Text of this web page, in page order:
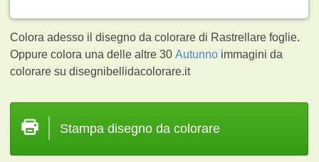
Colora adesso il disegno da colorare di Rastrellare foglie.
Oppure colora una delle altre 30Autunno immagini da
colorare su disegnibellidacolorare.it
Stampa disegno da colorare